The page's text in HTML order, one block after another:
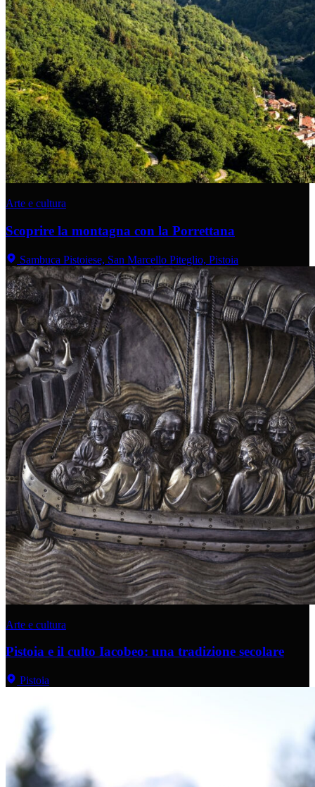
Arte e cultura
Scoprire la montagna con la Porrettana
Sambuca Pistoiese, San Marcello Piteglio, Pistoia
Arte e cultura
Pistoia e il culto Iacobeo: una tradizione secolare
Pistoia